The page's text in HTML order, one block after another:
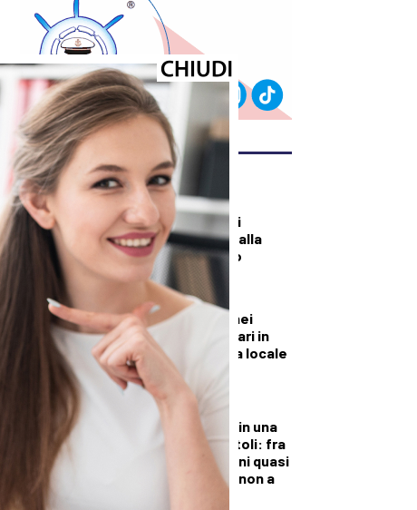
ULTIMI ARTICOLI
DALLA TOSCANA
Un’altra giornata di
incendi di bosco, dalla
Toscana al Mugello
Quattro denunce nei
controlli straordinari in
centro della polizia locale
di Prato
PRIMO PIANO
Blitz della Finanza in una
rivendita di giocattoli: fra
negozio e magazzini quasi
un milione di pezzi non a